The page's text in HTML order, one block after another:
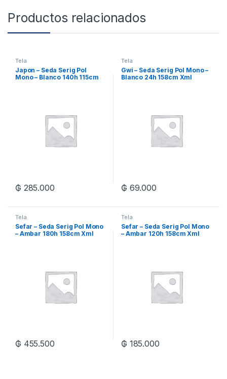
Productos relacionados
Tela
Japon – Seda Serig Pol
Mono – Blanco 140h 115cm
₲ 285.000
Tela
Gwi – Seda Serig Pol Mono –
Blanco 24h 158cm Xml
₲ 69.000
Tela
Sefar – Seda Serig Pol Mono
– Ambar 180h 158cm Xml
₲ 455.500
Tela
Sefar – Seda Serig Pol Mono
– Ambar 120h 158cm Xml
₲ 185.000